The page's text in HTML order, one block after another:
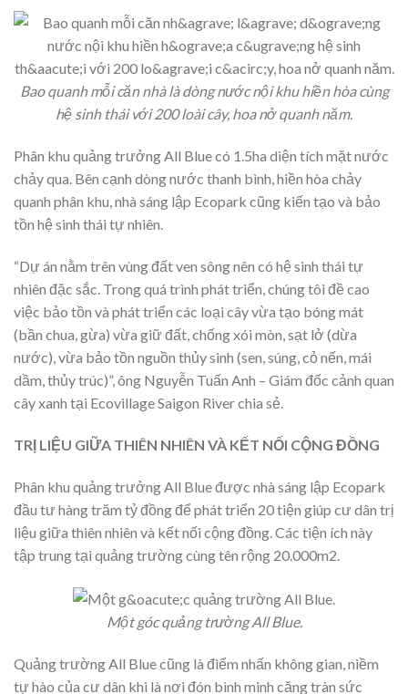
Bao quanh mỗi căn nhà là dòng nước nội khu hiền hòa cùng
hệ sinh thái với 200 loài cây, hoa nở quanh năm.
Phân khu quảng trưởng All Blue có 1.5ha diện tích mặt nước
chảy qua. Bên cạnh dòng nước thanh bình, hiền hòa chảy
quanh phân khu, nhà sáng lập Ecopark cũng kiến tạo và bảo
tồn hệ sinh thái tự nhiên.
“Dự án nằm trên vùng đất ven sông nên có hệ sinh thái tự
nhiên đặc sắc. Trong quá trình phát triển, chúng tôi đề cao
việc bảo tồn và phát triển các loại cây vừa tạo bóng mát
(bần chua, gừa) vừa giữ đất, chống xói mòn, sạt lở (dừa
nước), vừa bảo tồn nguồn thủy sinh (sen, súng, cỏ nến, mái
dầm, thủy trúc)”, ông Nguyễn Tuấn Anh – Giám đốc cảnh quan
cây xanh tại Ecovillage Saigon River chia sẻ.
TRỊ LIỆU GIỮA THIÊN NHIÊN VÀ KẾT NỐI CỘNG ĐỒNG
Phân khu quảng trưởng All Blue được nhà sáng lập Ecopark
đầu tư hàng trăm tỷ đồng để phát triển 20 tiện giúp cư dân trị
liệu giữa thiên nhiên và kết nối cộng đồng. Các tiện ích này
tập trung tại quảng trường cùng tên rộng 20.000m2.
Một góc quảng trường All Blue.
Quảng trường All Blue cũng là điểm nhấn không gian, niềm
tự hào của cư dân khi là nơi đón bình minh căng tràn sức